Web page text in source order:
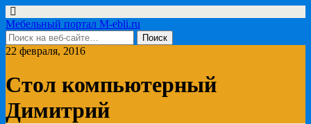
Мебельный портал M-ebli.ru
22 февраля, 2016
Стол компьютерный
Димитрий